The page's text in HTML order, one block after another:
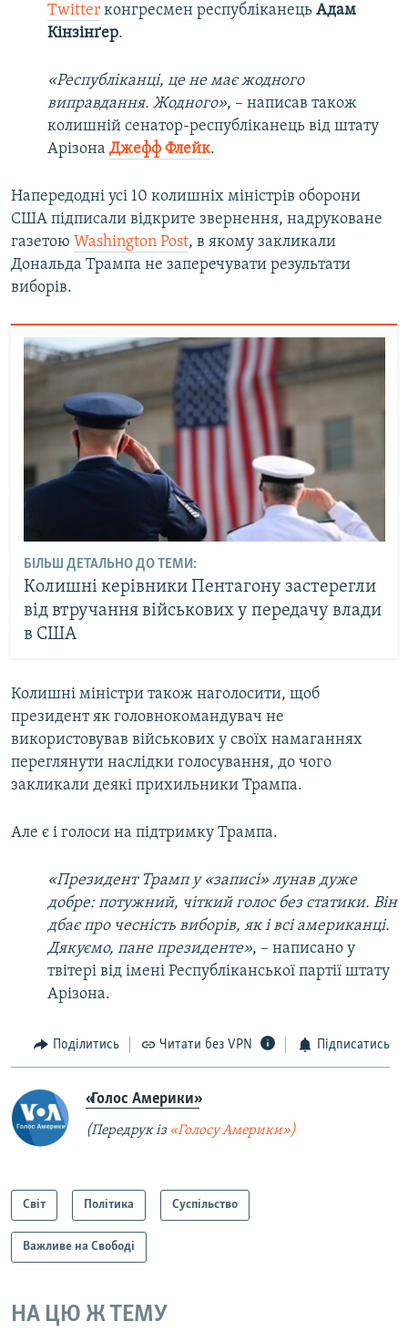
Twitter конгресмен республіканець Адам
Кінзінґер.
«Республіканці, це не має жодного
виправдання. Жодного», – написав також
колишній сенатор-республіканець від штату
Арізона Джефф Флейк.
Напередодні усі 10 колишніх міністрів оборони
США підписали відкрите звернення, надруковане
газетою Washington Post, в якому закликали
Дональда Трампа не заперечувати результати
виборів.
БІЛЬШ ДЕТАЛЬНО ДО ТЕМИ:
Колишні керівники Пентагону застерегли
від втручання військових у передачу влади
в США
Колишні міністри також наголосити, щоб
президент як головнокомандувач не
використовував військових у своїх намаганнях
переглянути наслідки голосування, до чого
закликали деякі прихильники Трампа.
Але є і голоси на підтримку Трампа.
«Президент Трамп у «записі» лунав дуже
добре: потужний, чіткий голос без статики. Він
дбає про чесність виборів, як і всі американці.
Дякуємо, пане президенте», – написано у
твітері від імені Республіканської партії штату
Арізона.
Поділитись Читати без VPN Підписатись
«Голос Америки»
(Передрук із «Голосу Америки»)
Світ Політика Суспільство
Важливе на Свободі
НА ЦЮ Ж ТЕМУ